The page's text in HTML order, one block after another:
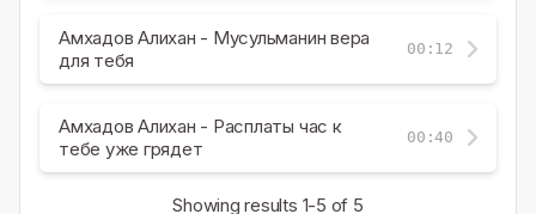
Амхадов Алихан - Мусульманин вера
для тебя
00:12
Амхадов Алихан - Расплаты час к
тебе уже грядет
00:40
Showing results 1-5 of 5